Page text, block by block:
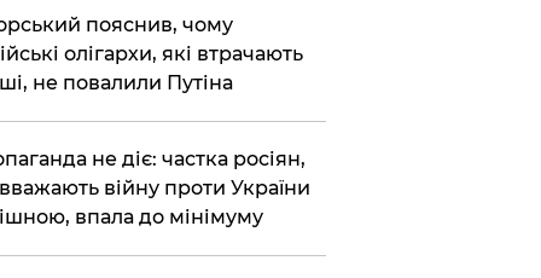
пояснив, чому
олігархи, які втрачають
не повалили Путіна
не діє: частка росіян,
війну проти України
впала до мінімуму